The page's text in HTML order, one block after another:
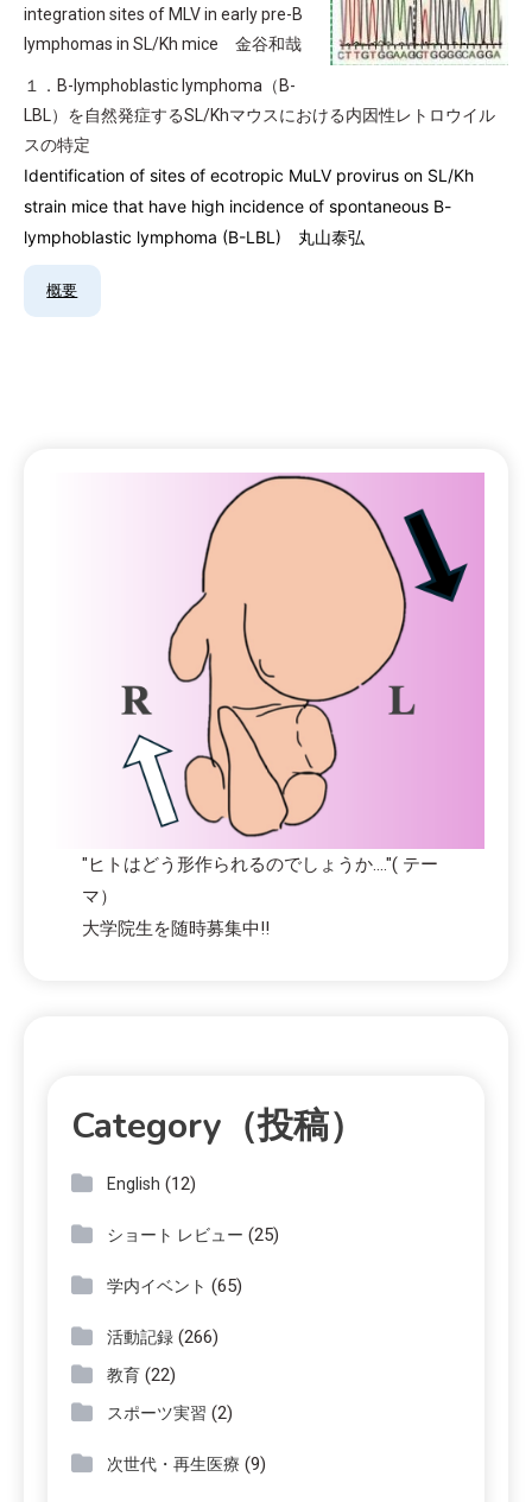
integration sites of MLV in early pre-B
lymphomas in SL/Kh mice 金谷和哉
１．B-lymphoblastic lymphoma（B-
LBL）を自然発症するSL/Khマウスにおける内因性レトロウイル
スの特定
Identification of sites of ecotropic MuLV provirus on SL/Kh
strain mice that have high incidence of spontaneous B-
lymphoblastic lymphoma (B-LBL) 丸山泰弘
概要
"ヒトはどう形作られるのでしょうか...."( テー
マ）
大学院生を随時募集中!!
Category（投稿）
English (12)
ショート レビュー (25)
学内イベント (65)
活動記録 (266)
教育 (22)
スポーツ実習 (2)
次世代・再生医療 (9)